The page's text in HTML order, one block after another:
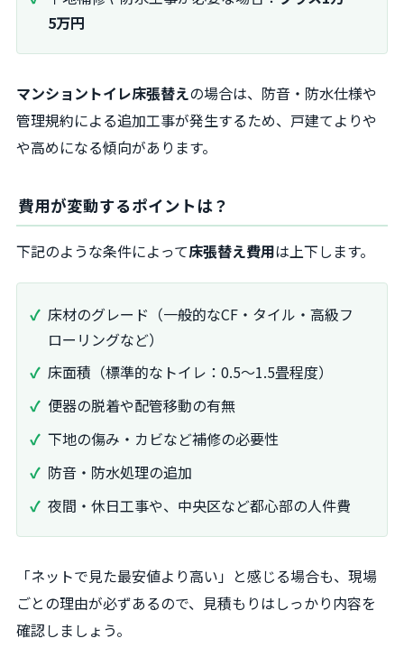
5万円
マンショントイレ床張替えの場合は、防音・防水仕様や
管理規約による追加工事が発生するため、戸建てよりや
や高めになる傾向があります。
費用が変動するポイントは？
下記のような条件によって床張替え費用は上下します。
床材のグレード（一般的なCF・タイル・高級フ
ローリングなど）
床面積（標準的なトイレ：0.5〜1.5畳程度）
便器の脱着や配管移動の有無
下地の傷み・カビなど補修の必要性
防音・防水処理の追加
夜間・休日工事や、中央区など都心部の人件費
「ネットで見た最安値より高い」と感じる場合も、現場
ごとの理由が必ずあるので、見積もりはしっかり内容を
確認しましょう。